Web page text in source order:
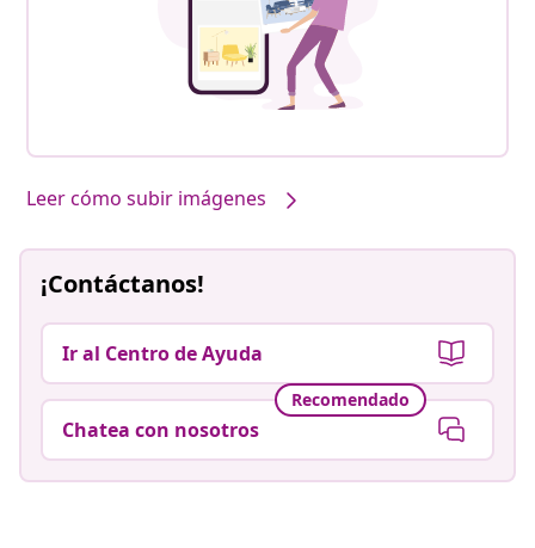
Leer cómo subir imágenes
¡Contáctanos!
Ir al Centro de Ayuda
Recomendado
Chatea con nosotros